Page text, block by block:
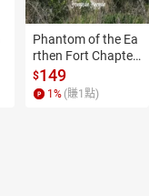
Phantom of the Ea
rthen Fort Chapter
4【有聲書】
$149
1 % (賺1 點)